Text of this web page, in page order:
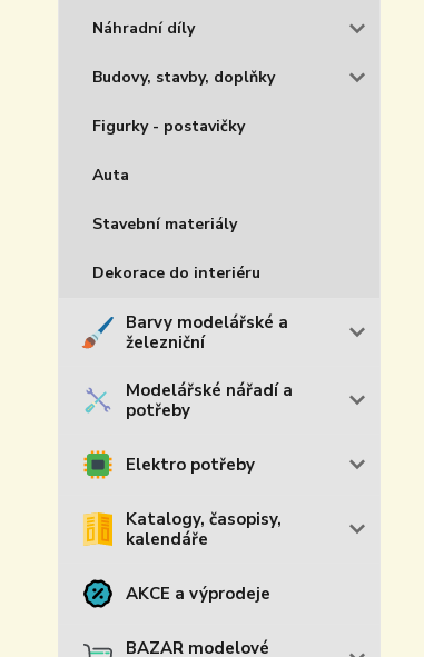
Náhradní díly
Budovy, stavby, doplňky
Figurky - postavičky
Auta
Stavební materiály
Dekorace do interiéru
Barvy modelářské a
železniční
Modelářské nářadí a
potřeby
Elektro potřeby
Katalogy, časopisy,
kalendáře
AKCE a výprodeje
BAZAR modelové